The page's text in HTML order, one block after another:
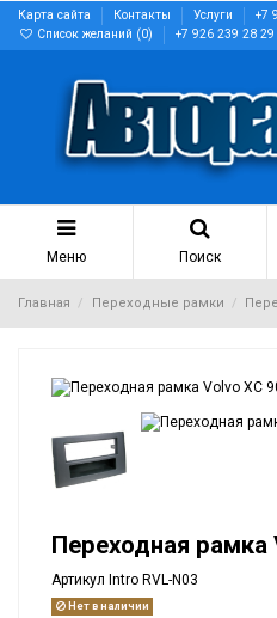
Карта сайта Контакты Услуги
+7
Список желаний (0) +7 926 239 28 29
Меню Поиск
Главная Переходные рамки
Переходная рамка
Артикул Intro RVL-N03
Нет в наличии